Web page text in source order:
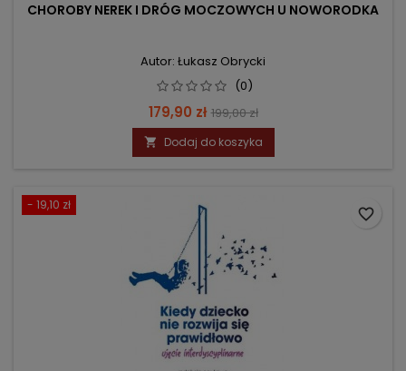
CHOROBY NEREK I DRÓG MOCZOWYCH U NOWORODKA
Autor: Łukasz Obrycki
(0)
Cena
179,90 zł Cena
podstawowa
199,00 zł
 Dodaj do koszyka
- 19,10 zł
favorite_border